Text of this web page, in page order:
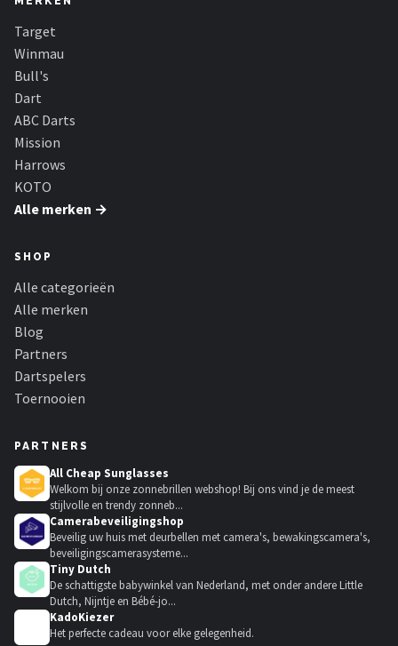
Target
Winmau
Bull's
Dart
ABC Darts
Mission
Harrows
KOTO
Alle merken →
SHOP
Alle categorieën
Alle merken
Blog
Partners
Dartspelers
Toernooien
PARTNERS
All Cheap Sunglasses
Welkom bij onze zonnebrillen webshop! Bij ons vind je de meest
stijlvolle en trendy zonneb...
Camerabeveiligingshop
Beveilig uw huis met deurbellen met camera's, bewakingscamera's,
beveiligingscamerasysteme...
Tiny Dutch
De schattigste babywinkel van Nederland, met onder andere Little
Dutch, Nijntje en Bébé-jo...
KadoKiezer
Het perfecte cadeau voor elke gelegenheid.